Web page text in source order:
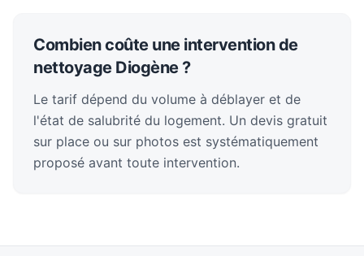
Combien coûte une intervention de
nettoyage Diogène ?
Le tarif dépend du volume à déblayer et de
l'état de salubrité du logement. Un devis gratuit
sur place ou sur photos est systématiquement
proposé avant toute intervention.